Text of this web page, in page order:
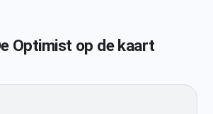
Optimist op de kaart